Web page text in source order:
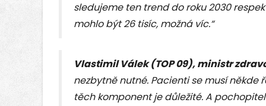
sledujeme ten trend do roku 2030
mohlo být 26 tisíc, možná víc.“
Vlastimil Válek (TOP 09), ministr
nezbytně nutné. Pacienti se musí někde
těch komponent je důležité. A